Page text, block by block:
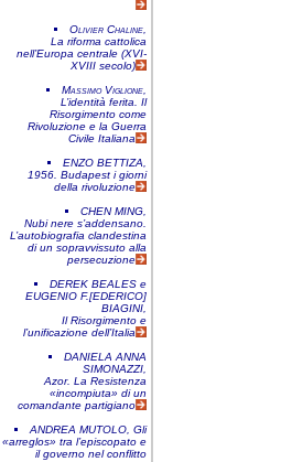
Olivier Chaline
La riforma cattolica
nell’Europa centrale (XVI-
XVIII secolo)
Massimo Viglione
L’identità ferita. Il
Risorgimento come
Rivoluzione e la Guerra
Civile Italiana
ENZO BETTIZA
1956. Budapest i giorni
della rivoluzione
CHEN MING
Nubi nere s’addensano.
L’autobiografia clandestina
di un sopravvissuto alla
persecuzione
DEREK BEALES e
EUGENIO F.[EDERICO]
BIAGINI
Il Risorgimento e
l’unificazione dell’Italia
DANIELA ANNA
SIMONAZZI
Azor. La Resistenza
«incompiuta» di un
comandante partigiano
ANDREA MUTOLO Gli
«arreglos» tra l’episcopato e
il governo nel conflitto